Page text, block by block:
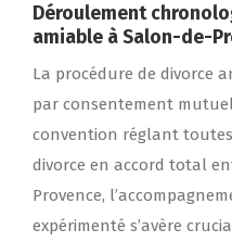
Déroulement
amiable à Salon-de-
La procédure de divorce
par consentement
convention réglant
divorce en accord total
Provence,
expérimenté s’avère